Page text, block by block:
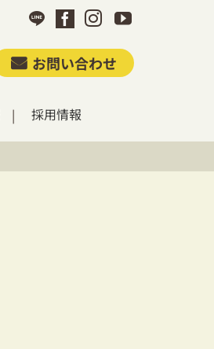
お問い合わせ
採用情報